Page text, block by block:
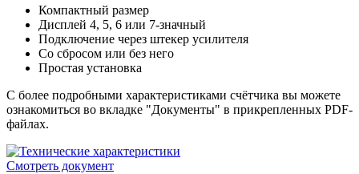
Компактный размер
Дисплей 4, 5, 6 или 7-значный
Подключение через штекер усилителя
Со сбросом или без него
Простая установка
С более подробными характеристиками счётчика вы можете
ознакомиться во вкладке "Документы" в прикрепленных PDF-
файлах.
Смотреть документ